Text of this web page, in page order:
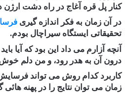
کنار پل قره آغاج در راه دشت ارژن
در آن زمان به فکر اندازه گیری
تحقیقاتی ایستگاه سیراچال بودم.
آنچه آزارم می داد این بود که آیا
درون آن به هدر رود، و من دلم
کاربرد کدام روش می تواند
زمان می توان نتایج را در پهنه